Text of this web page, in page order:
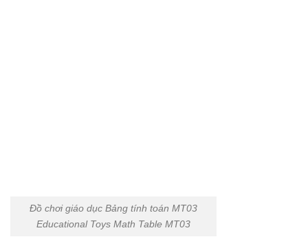
Đồ chơi giáo dục Bảng tính toán MT03
Educational Toys Math Table MT03